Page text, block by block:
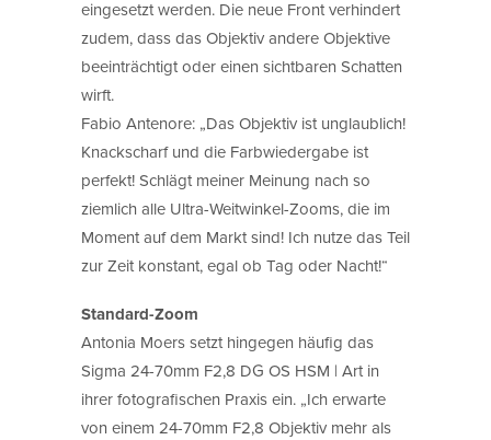
eingesetzt werden. Die neue Front verhindert
zudem, dass das Objektiv andere Objektive
beeinträchtigt oder einen sichtbaren Schatten
wirft.
Fabio Antenore: „Das Objektiv ist unglaublich!
Knackscharf und die Farbwiedergabe ist
perfekt! Schlägt meiner Meinung nach so
ziemlich alle Ultra-Weitwinkel-Zooms, die im
Moment auf dem Markt sind! Ich nutze das Teil
zur Zeit konstant, egal ob Tag oder Nacht!“
Standard-Zoom
Antonia Moers setzt hingegen häufig das
Sigma 24-70mm F2,8 DG OS HSM | Art in
ihrer fotografischen Praxis ein. „Ich erwarte
von einem 24-70mm F2,8 Objektiv mehr als